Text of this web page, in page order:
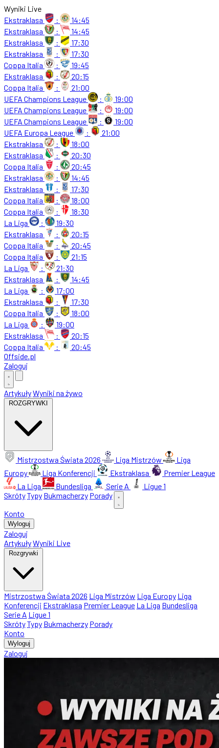
Wyniki Live
Ekstraklasa
:
14:45
Ekstraklasa
:
14:45
Ekstraklasa
:
17:30
Ekstraklasa
:
17:30
Coppa Italia
:
19:45
Ekstraklasa
:
20:15
Coppa Italia
:
21:00
UEFA Champions League
:
19:00
UEFA Champions League
:
19:00
UEFA Champions League
:
19:00
UEFA Europa League
:
21:00
Ekstraklasa
:
18:00
Ekstraklasa
:
20:30
Coppa Italia
:
20:45
Ekstraklasa
:
14:45
Ekstraklasa
:
17:30
Coppa Italia
:
18:00
Coppa Italia
:
18:30
La Liga
:
19:30
Ekstraklasa
:
20:15
Coppa Italia
:
20:45
Coppa Italia
:
21:15
La Liga
:
21:30
Ekstraklasa
:
14:45
La Liga
:
17:00
Ekstraklasa
:
17:30
Coppa Italia
:
18:00
La Liga
:
19:00
Ekstraklasa
:
20:15
Coppa Italia
:
20:45
Offside.pl
Zaloguj
ArtykułyWyniki na żywo
ROZGRYWKI
Mistrzostwa Świata 2026 Liga Mistrzów
Liga
Europy
Liga Konferencji Ekstraklasa
Premier League
La Liga
Bundesliga Serie A
Ligue 1
SkrótyTypy Bukmacherzy Porady
Konto
Wyloguj
Zaloguj
ArtykułyWyniki Live
Rozgrywki
Mistrzostwa Świata 2026 Liga Mistrzów Liga Europy Liga
Konferencji Ekstraklasa Premier League La Liga Bundesliga
Serie A Ligue 1
SkrótyTypy Bukmacherzy Porady
Konto
Wyloguj
Zaloguj